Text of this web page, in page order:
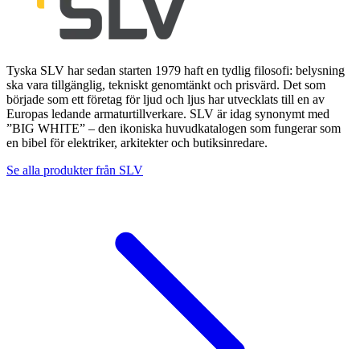
Tyska SLV har sedan starten 1979 haft en tydlig filosofi: belysning
ska vara tillgänglig, tekniskt genomtänkt och prisvärd. Det som
började som ett företag för ljud och ljus har utvecklats till en av
Europas ledande armaturtillverkare. SLV är idag synonymt med
”BIG WHITE” – den ikoniska huvudkatalogen som fungerar som
en bibel för elektriker, arkitekter och butiksinredare.
Se alla produkter från SLV